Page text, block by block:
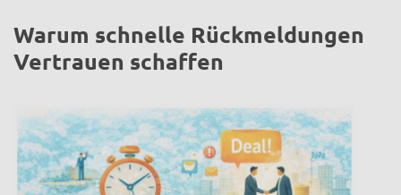
Warum schnelle Rückmeldungen
Vertrauen schaffen